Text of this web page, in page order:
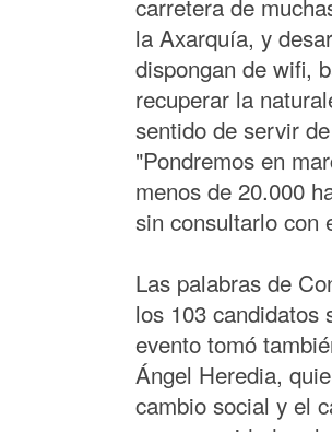
carretera de
la Axarquía, y
dispongan de wifi,
recuperar la
sentido de servir
"Pondremos en
menos de 20.000
sin consultarlo
Las palabras de
los 103 candidatos
evento tomó
Ángel Heredia,
cambio social y el